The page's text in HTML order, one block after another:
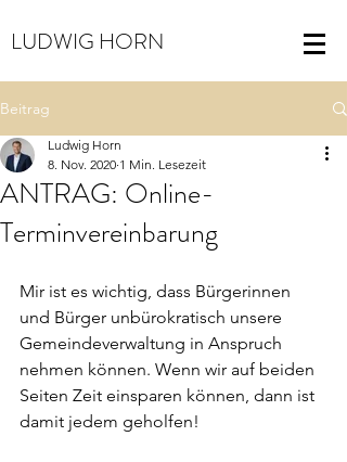
LUDWIG HORN
Beitrag
ANTRAG: Online-
Terminvereinbarung
Ludwig Horn
8. Nov. 2020 1 Min. Lesezeit
Mir ist es wichtig, dass Bürgerinnen
und Bürger unbürokratisch unsere
Gemeindeverwaltung in Anspruch
nehmen können. Wenn wir auf beiden
Seiten Zeit einsparen können, dann ist
damit jedem geholfen!